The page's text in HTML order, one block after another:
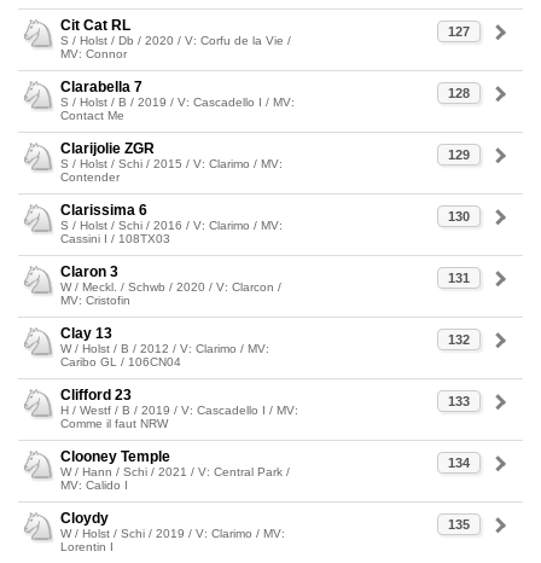
127
Cit Cat RL
S / Holst / Db / 2020 / V: Corfu de la Vie /
MV: Connor
128
Clarabella 7
S / Holst / B / 2019 / V: Cascadello I / MV:
Contact Me
129
Clarijolie ZGR
S / Holst / Schi / 2015 / V: Clarimo / MV:
Contender
130
Clarissima 6
S / Holst / Schi / 2016 / V: Clarimo / MV:
Cassini I / 108TX03
131
Claron 3
W / Meckl. / Schwb / 2020 / V: Clarcon /
MV: Cristofin
132
Clay 13
W / Holst / B / 2012 / V: Clarimo / MV:
Caribo GL / 106CN04
133
Clifford 23
H / Westf / B / 2019 / V: Cascadello I / MV:
Comme il faut NRW
134
Clooney Temple
W / Hann / Schi / 2021 / V: Central Park /
MV: Calido I
135
Cloydy
W / Holst / Schi / 2019 / V: Clarimo / MV:
Lorentin I